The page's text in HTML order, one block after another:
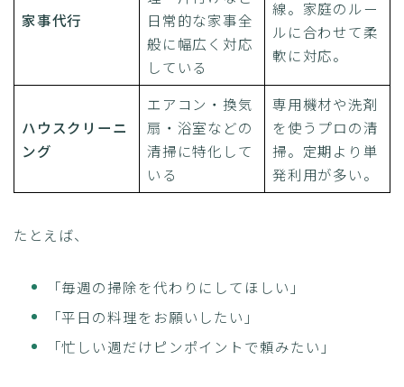
家事代行
日常的な家事全
般に幅広く対応
している
線。家庭のルー
ルに合わせて柔
軟に対応。
ハウスクリーニ
ング
エアコン・換気
扇・浴室などの
清掃に特化して
いる
専用機材や洗剤
を使うプロの清
掃。定期より単
発利用が多い。
たとえば、
「毎週の掃除を代わりにしてほしい」
「平日の料理をお願いしたい」
「忙しい週だけピンポイントで頼みたい」